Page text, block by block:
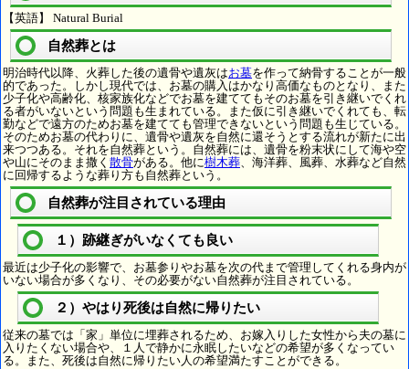
【英語】 Natural Burial
自然葬とは
明治時代以降、火葬した後の遺骨や遺灰はお墓を作って納骨することが一般
的であった。しかし現代では、お墓の購入はかなり高価なものとなり、また
少子化や高齢化、核家族化などでお墓を建ててもそのお墓を引き継いでくれ
る者がいないという問題も生まれている。また仮に引き継いでくれても、転
勤などで遠方のためお墓を建てても管理できないという問題も生じている。
そのためお墓の代わりに、遺骨や遺灰を自然に還そうとする流れが新たに出
来つつある。それを自然葬という。自然葬には、遺骨を粉末状にして海や空
や山にそのまま撒く 散骨がある。他に樹木葬、海洋葬、風葬、水葬など自然
に回帰するような葬り方も自然葬という。
自然葬が注目されている理由
１）跡継ぎがいなくても良い
最近は少子化の影響で、お墓参りやお墓を次の代まで管理してくれる身内が
いない場合が多くなり、その必要がない自然葬が注目されている。
２）やはり死後は自然に帰りたい
従来の墓では「家」単位に埋葬されるため、お嫁入りした女性から夫の墓に
入りたくない場合や、１人で静かに永眠したいなどの希望が多くなってい
る。また、死後は自然に帰りたい人の希望満たすことができる。